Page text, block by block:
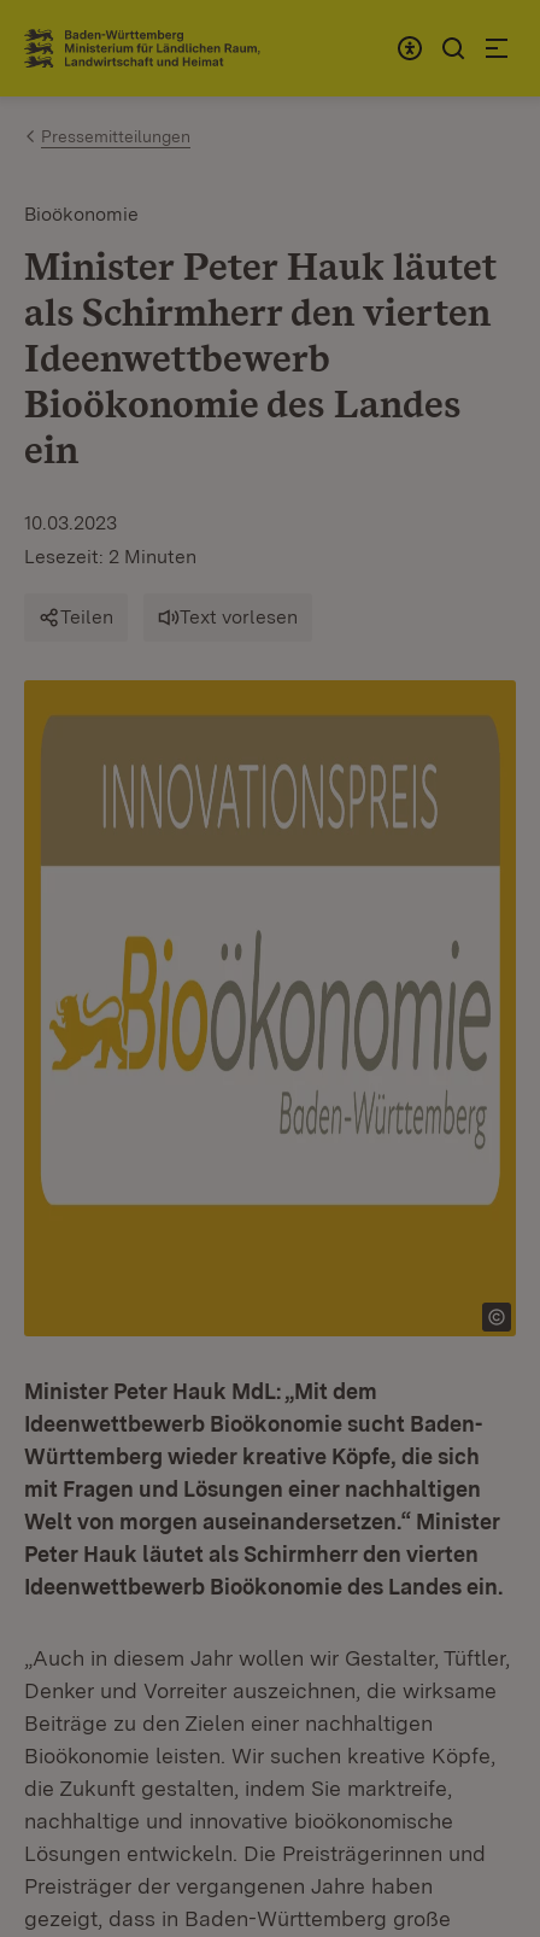
Zum Inhalt springen
Link zur Startseite
Pressemitteilungen
Bioökonomie
Minister Peter Hauk läutet
als Schirmherr den vierten
Ideenwettbewerb
Bioökonomie des Landes
ein
10.03.2023
Lesezeit: 2 Minuten
Teilen Text vorlesen
Minister Peter Hauk MdL: „Mit dem
Ideenwettbewerb Bioökonomie sucht Baden-
Württemberg wieder kreative Köpfe, die sich
mit Fragen und Lösungen einer nachhaltigen
Welt von morgen auseinandersetzen.“ Minister
Peter Hauk läutet als Schirmherr den vierten
Ideenwettbewerb Bioökonomie des Landes ein.
„Auch in diesem Jahr wollen wir Gestalter, Tüftler,
Denker und Vorreiter auszeichnen, die wirksame
Beiträge zu den Zielen einer nachhaltigen
Bioökonomie leisten. Wir suchen kreative Köpfe,
die Zukunft gestalten, indem Sie marktreife,
nachhaltige und innovative bioökonomische
Lösungen entwickeln. Die Preisträgerinnen und
Preisträger der vergangenen Jahre haben
gezeigt, dass in Baden-Württemberg große